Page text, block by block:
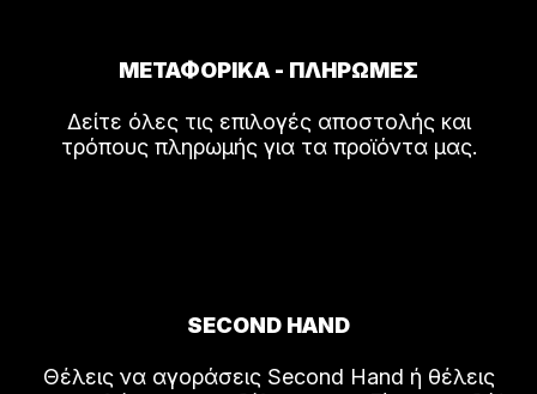
ΜΕΤΑΦΟΡΙΚΑ - ΠΛΗΡΩΜΕΣ
Δείτε όλες τις επιλογές αποστολής και
τρόπους πληρωμής για τα προϊόντα μας.
SECOND HAND
Θέλεις να αγοράσεις Second Hand ή θέλεις